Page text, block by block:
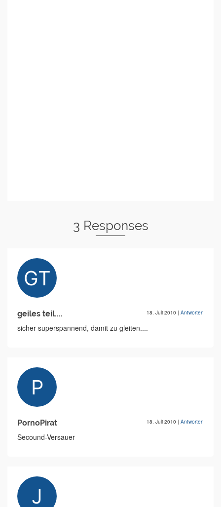
3 Responses
geiles teil.... 18. Juli 2010 | Antworten
sicher superspannend, damit zu gleiten....
PornoPirat 18. Juli 2010 | Antworten
Secound-Versauer